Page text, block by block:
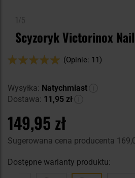
Scyzoryk Victorinox
Ocena:
(Opinie: 11)
Wysyłka: Natychmiast
Dostawa: 11,95 zł
149,95 zł
Sugerowana cena producenta
Dostępne warianty produktu: